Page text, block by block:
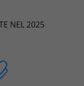
NEL 2025